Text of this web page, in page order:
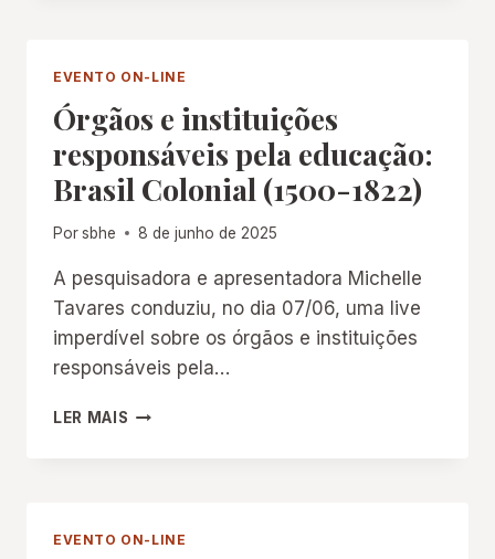
EDUCAÇÃO:
2º
ENCONTRO
EVENTO ON-LINE
Órgãos e instituições
responsáveis pela educação:
Brasil Colonial (1500-1822)
Porsbhe 8 de junho de 2025
A pesquisadora e apresentadora Michelle
Tavares conduziu, no dia 07/06, uma live
imperdível sobre os órgãos e instituições
responsáveis pela…
LER MAIS ÓRGÃOS
EVENTO ON-LINE